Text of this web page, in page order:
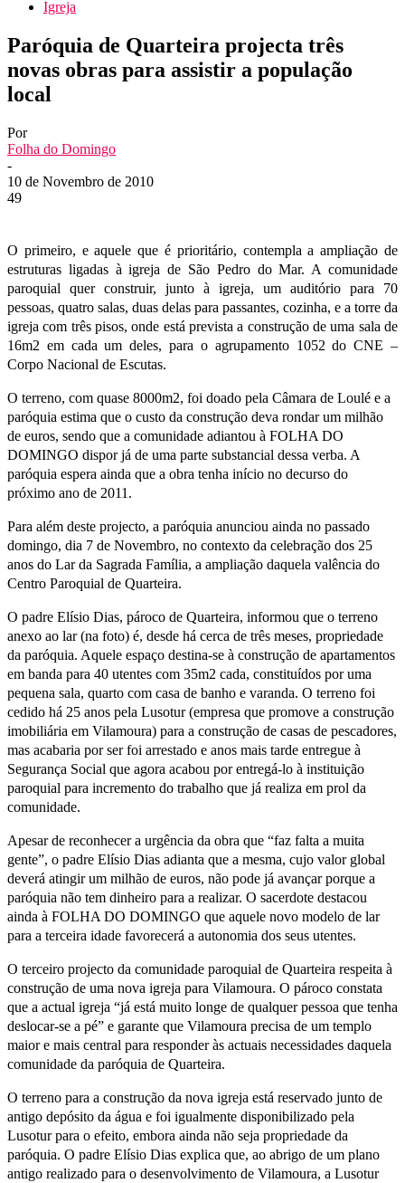
Igreja
Paróquia de Quarteira projecta três
novas obras para assistir a população
local
Por
Folha do Domingo
-
10 de Novembro de 2010
49
O primeiro, e aquele que é prioritário, contempla a ampliação de
estruturas ligadas à igreja de São Pedro do Mar. A comunidade
paroquial quer construir, junto à igreja, um auditório para 70
pessoas, quatro salas, duas delas para passantes, cozinha, e a torre da
igreja com três pisos, onde está prevista a construção de uma sala de
16m2 em cada um deles, para o agrupamento 1052 do CNE –
Corpo Nacional de Escutas.
O terreno, com quase 8000m2, foi doado pela Câmara de Loulé e a
paróquia estima que o custo da construção deva rondar um milhão
de euros, sendo que a comunidade adiantou à FOLHA DO
DOMINGO dispor já de uma parte substancial dessa verba. A
paróquia espera ainda que a obra tenha início no decurso do
próximo ano de 2011.
Para além deste projecto, a paróquia anunciou ainda no passado
domingo, dia 7 de Novembro, no contexto da celebração dos 25
anos do Lar da Sagrada Família, a ampliação daquela valência do
Centro Paroquial de Quarteira.
O padre Elísio Dias, pároco de Quarteira, informou que o terreno
anexo ao lar (na foto) é, desde há cerca de três meses, propriedade
da paróquia. Aquele espaço destina-se à construção de apartamentos
em banda para 40 utentes com 35m2 cada, constituídos por uma
pequena sala, quarto com casa de banho e varanda. O terreno foi
cedido há 25 anos pela Lusotur (empresa que promove a construção
imobiliária em Vilamoura) para a construção de casas de pescadores,
mas acabaria por ser foi arrestado e anos mais tarde entregue à
Segurança Social que agora acabou por entregá-lo à instituição
paroquial para incremento do trabalho que já realiza em prol da
comunidade.
Apesar de reconhecer a urgência da obra que “faz falta a muita
gente”, o padre Elísio Dias adianta que a mesma, cujo valor global
deverá atingir um milhão de euros, não pode já avançar porque a
paróquia não tem dinheiro para a realizar. O sacerdote destacou
ainda à FOLHA DO DOMINGO que aquele novo modelo de lar
para a terceira idade favorecerá a autonomia dos seus utentes.
O terceiro projecto da comunidade paroquial de Quarteira respeita à
construção de uma nova igreja para Vilamoura. O pároco constata
que a actual igreja “já está muito longe de qualquer pessoa que tenha
deslocar-se a pé” e garante que Vilamoura precisa de um templo
maior e mais central para responder às actuais necessidades daquela
comunidade da paróquia de Quarteira.
O terreno para a construção da nova igreja está reservado junto de
antigo depósito da água e foi igualmente disponibilizado pela
Lusotur para o efeito, embora ainda não seja propriedade da
paróquia. O padre Elísio Dias explica que, ao abrigo de um plano
antigo realizado para o desenvolvimento de Vilamoura, a Lusotur